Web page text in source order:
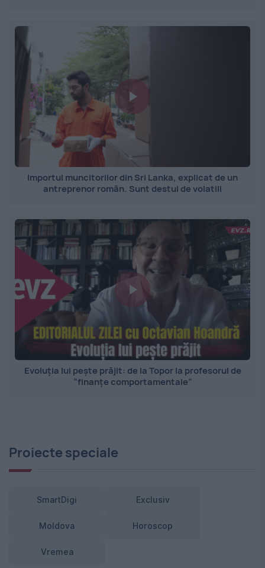
Importul muncitorilor din Sri Lanka, explicat de un
antreprenor român. Sunt destul de volatili
Evoluția lui pește prăjit: de la Topor la profesorul de
”finanțe comportamentale”
Proiecte speciale
SmartDigi Exclusiv
Moldova Horoscop
Vremea